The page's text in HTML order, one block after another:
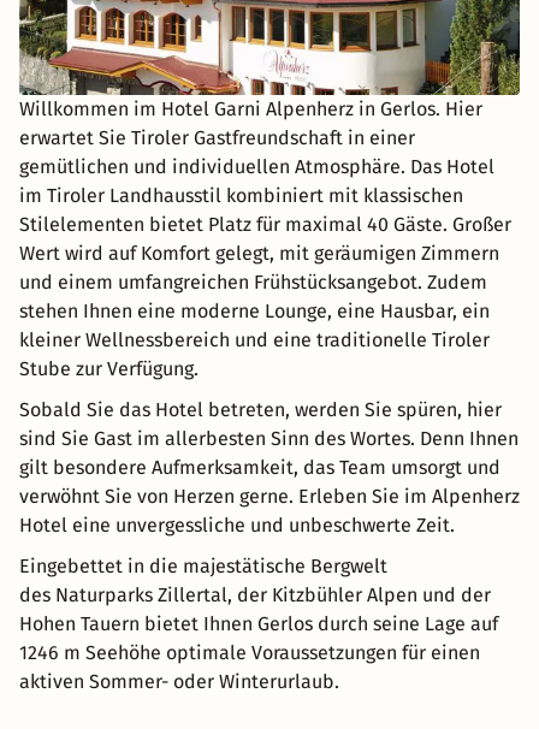
Willkommen im Hotel Garni Alpenherz in Gerlos. Hier
erwartet Sie Tiroler Gastfreundschaft in einer
gemütlichen und individuellen Atmosphäre. Das Hotel
im Tiroler Landhausstil kombiniert mit klassischen
Stilelementen bietet Platz für maximal 40 Gäste. Großer
Wert wird auf Komfort gelegt, mit geräumigen Zimmern
und einem umfangreichen Frühstücksangebot. Zudem
stehen Ihnen eine moderne Lounge, eine Hausbar, ein
kleiner Wellnessbereich und eine traditionelle Tiroler
Stube zur Verfügung.
Sobald Sie das Hotel betreten, werden Sie spüren, hier
sind Sie Gast im allerbesten Sinn des Wortes. Denn Ihnen
gilt besondere Aufmerksamkeit, das Team umsorgt und
verwöhnt Sie von Herzen gerne. Erleben Sie im Alpenherz
Hotel eine unvergessliche und unbeschwerte Zeit.
Eingebettet in die majestätische Bergwelt
des Naturparks Zillertal, der Kitzbühler Alpen und der
Hohen Tauern bietet Ihnen Gerlos durch seine Lage auf
1246 m Seehöhe optimale Voraussetzungen für einen
aktiven Sommer- oder Winterurlaub.